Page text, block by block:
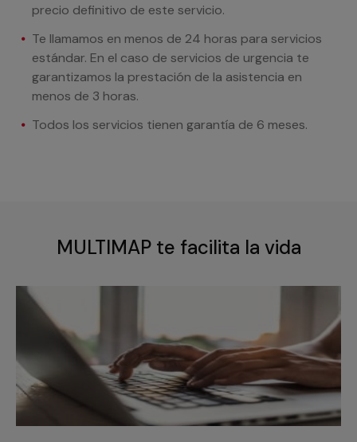
precio definitivo de este servicio.
Te llamamos en menos de 24 horas para servicios
estándar. En el caso de servicios de urgencia te
garantizamos la prestación de la asistencia en
menos de 3 horas.
Todos los servicios tienen garantía de 6 meses.
MULTIMAP te facilita la vida